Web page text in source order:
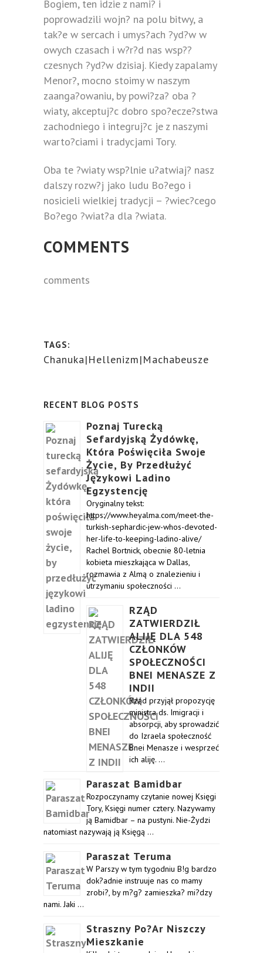
Bogiem, ten idzie z nami? i
poprowadzili wojn? na polu bitwy, a
tak?e w sercach i umys?ach ?yd?w w
owych czasach i w?r?d nas wsp??
czesnych ?yd?w dzisiaj. Kiedy zapalamy
Menor?, mocno stoimy w naszym
zaanga?owaniu, by powi?za? oba ?
wiaty, akceptuj?c dobro spo?ecze?stwa
zachodniego i integruj?c je z naszymi
warto?ciami i tradycjami Tory.
Oba te ?wiaty wsp?lnie u?atwiaj? nasz
dalszy rozw?j jako ludu Bo?ego i
nosicieli wielkiej tradycji – ?wiec?cego
Bo?ego ?wiat?a dla ?wiata.
COMMENTS
comments
TAGS:
Chanuka|Hellenizm|Machabeusze
RECENT BLOG POSTS
Poznaj Turecką
Sefardyjską Żydówkę,
Która Poświęciła Swoje
Życie, By Przedłużyć
Językowi Ladino
Egzystencję
Oryginalny tekst:
https://www.heyalma.com/meet-the-
turkish-sephardic-jew-whos-devoted-
her-life-to-keeping-ladino-alive/
Rachel Bortnick, obecnie 80-letnia
kobieta mieszkająca w Dallas,
rozmawia z Almą o znalezieniu i
utrzymaniu społeczności …
RZĄD
ZATWIERDZIŁ
ALIJĘ DLA 548
CZŁONKÓW
SPOŁECZNOŚCI
BNEI MENASZE Z
INDII
Rząd przyjął propozycję
ministra ds. Imigracji i
absorpcji, aby sprowadzić
do Izraela społeczność
Bnei Menasze i wesprzeć
ich aliję. …
Paraszat Bamidbar
Rozpoczynamy czytanie nowej Księgi
Tory, Księgi numer cztery. Nazywamy
ją Bamidbar – na pustyni. Nie-Żydzi
natomiast nazywają ją Księgą …
Paraszat Teruma
W Parszy w tym tygodniu B!g bardzo
dok?adnie instruuje nas co mamy
zrobi?, by m?g? zamieszka? mi?dzy
nami. Jaki …
Straszny Po?ar Niszczy
Mieszkanie